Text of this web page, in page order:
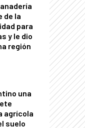
de la
para
y le dio
región
una
agrícola
suelo